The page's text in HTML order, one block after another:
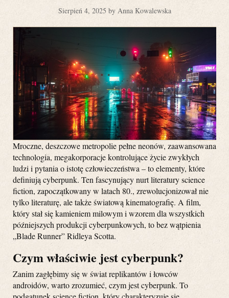
Sierpień 4, 2025 by Anna Kowalewska
Mroczne, deszczowe metropolie pełne neonów, zaawansowana
technologia, megakorporacje kontrolujące życie zwykłych
ludzi i pytania o istotę człowieczeństwa – to elementy, które
definiują cyberpunk. Ten fascynujący nurt literatury science
fiction, zapoczątkowany w latach 80., zrewolucjonizował nie
tylko literaturę, ale także światową kinematografię. A film,
który stał się kamieniem milowym i wzorem dla wszystkich
późniejszych produkcji cyberpunkowych, to bez wątpienia
„Blade Runner” Ridleya Scotta.
Czym właściwie jest cyberpunk?
Zanim zagłębimy się w świat replikantów i łowców
androidów, warto zrozumieć, czym jest cyberpunk. To